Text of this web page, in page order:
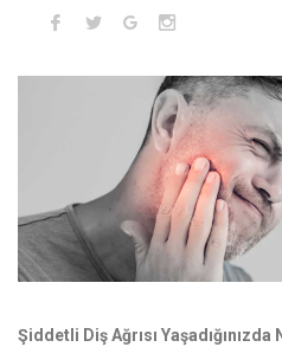
Şiddetli Diş Ağrısı